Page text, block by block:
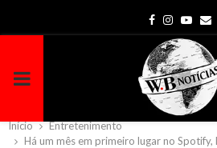
Facebook
Instagram
PRIMARY
MENU
Início
Entretenimento
Há um mês em primeiro lugar no